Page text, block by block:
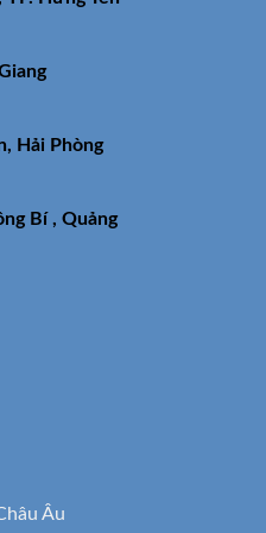
Hải Phòng
Bí , Quảng
Âu